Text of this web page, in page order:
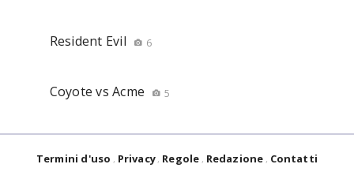
Resident Evil 6
Coyote vs Acme 5
Termini d'uso Privacy Regole Redazione Contatti